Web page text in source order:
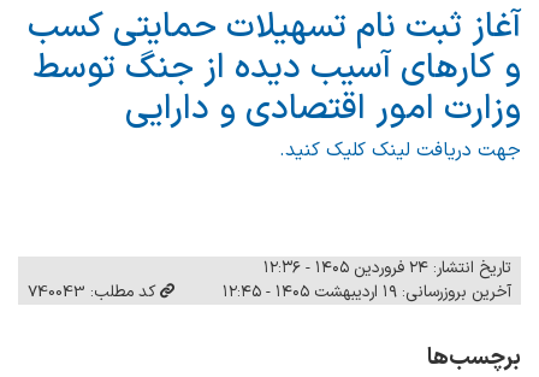
آغاز ثبت نام تسهیلات حمایتی کسب
و کارهای آسیب دیده از جنگ توسط
وزارت امور اقتصادی و دارایی
جهت دریافت لینک کلیک کنید.
تاریخ انتشار: ۲۴ فروردین ۱۴۰۵ - ۱۲:۳۶
آخرین بروزرسانی: ۱۹ اردیبهشت ۱۴۰۵ - ۱۲:۴۵
کد مطلب: 740043
برچسب‌ها